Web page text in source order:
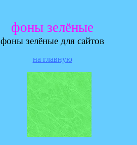
фоны зелёные
фоны зелёные для сайтов
на главную